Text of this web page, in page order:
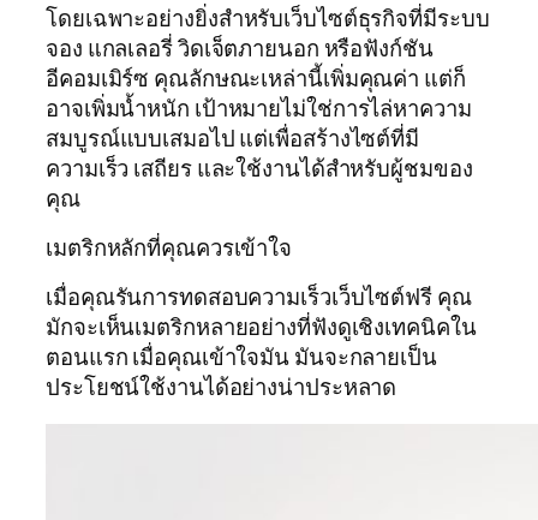
โดยเฉพาะอย่างยิ่งสำหรับเว็บไซต์ธุรกิจที่มีระบบ
จอง แกลเลอรี่ วิดเจ็ตภายนอก หรือฟังก์ชัน
อีคอมเมิร์ซ คุณลักษณะเหล่านี้เพิ่มคุณค่า แต่ก็
อาจเพิ่มน้ำหนัก เป้าหมายไม่ใช่การไล่หาความ
สมบูรณ์แบบเสมอไป แต่เพื่อสร้างไซต์ที่มี
ความเร็ว เสถียร และใช้งานได้สำหรับผู้ชมของ
คุณ
เมตริกหลักที่คุณควรเข้าใจ
เมื่อคุณรันการทดสอบความเร็วเว็บไซต์ฟรี คุณ
มักจะเห็นเมตริกหลายอย่างที่ฟังดูเชิงเทคนิคใน
ตอนแรก เมื่อคุณเข้าใจมัน มันจะกลายเป็น
ประโยชน์ใช้งานได้อย่างน่าประหลาด